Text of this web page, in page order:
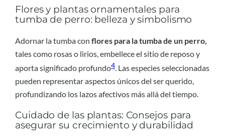
Flores y plantas ornamentales para
tumba de perro: belleza y simbolismo
Adornar la tumba con flores para la tumba de un perro,
tales como rosas o lirios, embellece el sitio de reposo y
aporta significado profundo4. Las especies seleccionadas
pueden representar aspectos únicos del ser querido,
profundizando los lazos afectivos más allá del tiempo.
Cuidado de las plantas: Consejos para
asegurar su crecimiento y durabilidad